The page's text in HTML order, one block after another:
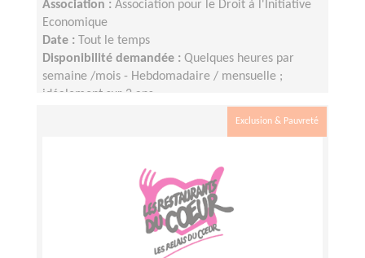
Association : Association pour le Droit à l'Initiative
Economique
Date :
Tout le temps
Disponibilité demandée : Quelques heures par
semaine /mois - Hebdomadaire / mensuelle ;
idéalement sur 2 ans
Exclusion & Pauvreté